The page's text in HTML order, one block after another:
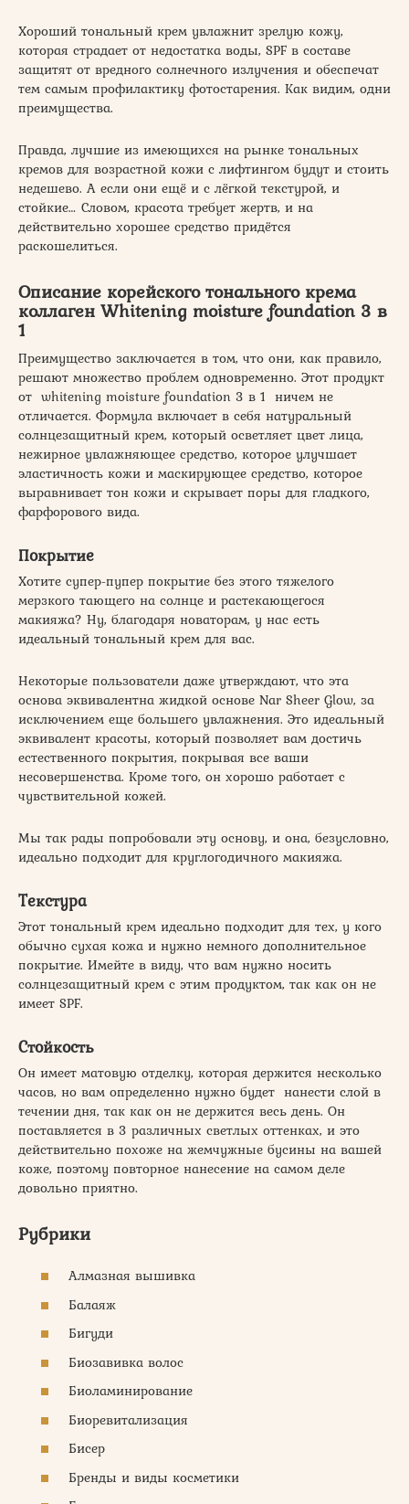
Хороший тональный крем увлажнит зрелую кожу,
которая страдает от недостатка воды, SPF в составе
защитят от вредного солнечного излучения и обеспечат
тем самым профилактику фотостарения. Как видим, одни
преимущества.
Правда, лучшие из имеющихся на рынке тональных
кремов для возрастной кожи с лифтингом будут и стоить
недешево. А если они ещё и с лёгкой текстурой, и
стойкие… Словом, красота требует жертв, и на
действительно хорошее средство придётся
раскошелиться.
Описание корейского тонального крема
коллаген Whitening moisture foundation 3 в
1
Преимущество заключается в том, что они, как правило,
решают множество проблем одновременно. Этот продукт
от whitening moisture foundation 3 в 1 ничем не
отличается. Формула включает в себя натуральный
солнцезащитный крем, который осветляет цвет лица,
нежирное увлажняющее средство, которое улучшает
эластичность кожи и маскирующее средство, которое
выравнивает тон кожи и скрывает поры для гладкого,
фарфорового вида.
Покрытие
Хотите супер-пупер покрытие без этого тяжелого
мерзкого тающего на солнце и растекающегося
макияжа? Ну, благодаря новаторам, у нас есть
идеальный тональный крем для вас.
Некоторые пользователи даже утверждают, что эта
основа эквивалентна жидкой основе Nar Sheer Glow, за
исключением еще большего увлажнения. Это идеальный
эквивалент красоты, который позволяет вам достичь
естественного покрытия, покрывая все ваши
несовершенства. Кроме того, он хорошо работает с
чувствительной кожей.
​Мы так рады попробовали эту основу, и она, безусловно,
идеально подходит для круглогодичного макияжа.
Текстура
Этот тональный крем идеально подходит для тех, у кого
обычно сухая кожа и нужно немного дополнительное
покрытие. Имейте в виду, что вам нужно носить
солнцезащитный крем с этим продуктом, так как он не
имеет SPF.
Стойкость
Он имеет матовую отделку, которая держится несколько
часов, но вам определенно нужно будет нанести слой в
течении дня, так как он не держится весь день. Он
поставляется в 3 различных светлых оттенках, и это
действительно похоже на жемчужные бусины на вашей
коже, поэтому повторное нанесение на самом деле
довольно приятно.
Рубрики
Алмазная вышивка
Балаяж
Бигуди
Биозавивка волос
Биоламинирование
Биоревитализация
Бисер
Бренды и виды косметики